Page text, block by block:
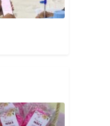
Prefeitura de